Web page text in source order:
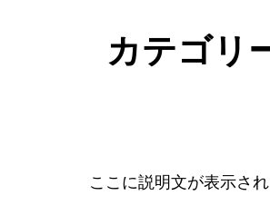
カテゴリ
ここに説明文が表示され